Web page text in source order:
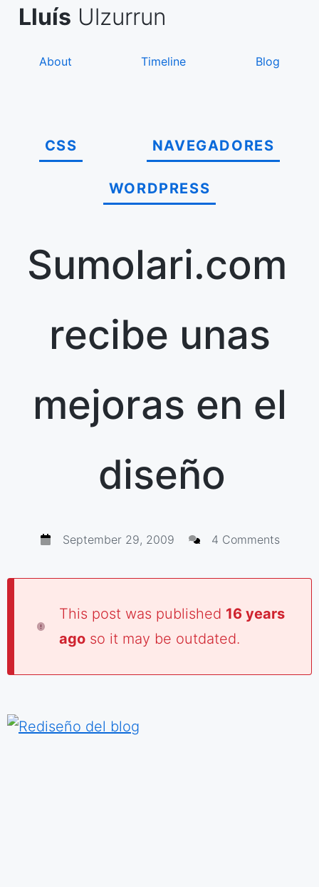
SkipLluís Ulzurrun
About Timeline Blog
CSS NAVEGADORES
WORDPRESS
Sumolari.com
recibe unas
mejoras en el
diseño
September 29, 2009 4 Comments
This post was published 16 years
ago so it may be outdated.